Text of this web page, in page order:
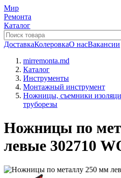
Мир
Ремонта
Каталог
ДоставкаКолеровкаО насВакансии
mirremonta.md
Каталог
Инструменты
Монтажный инструмент
Ножницы, съемники
труборезы
Ножницы по
левые 302710